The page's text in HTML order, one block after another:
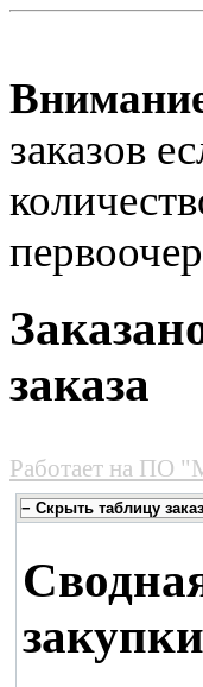
заказов
заказа
Работает на ПО
закупки